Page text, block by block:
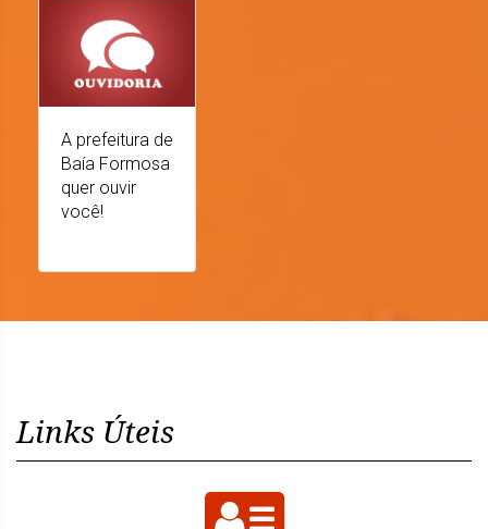
A prefeitura de
Baía Formosa
quer ouvir
você!
Links Úteis